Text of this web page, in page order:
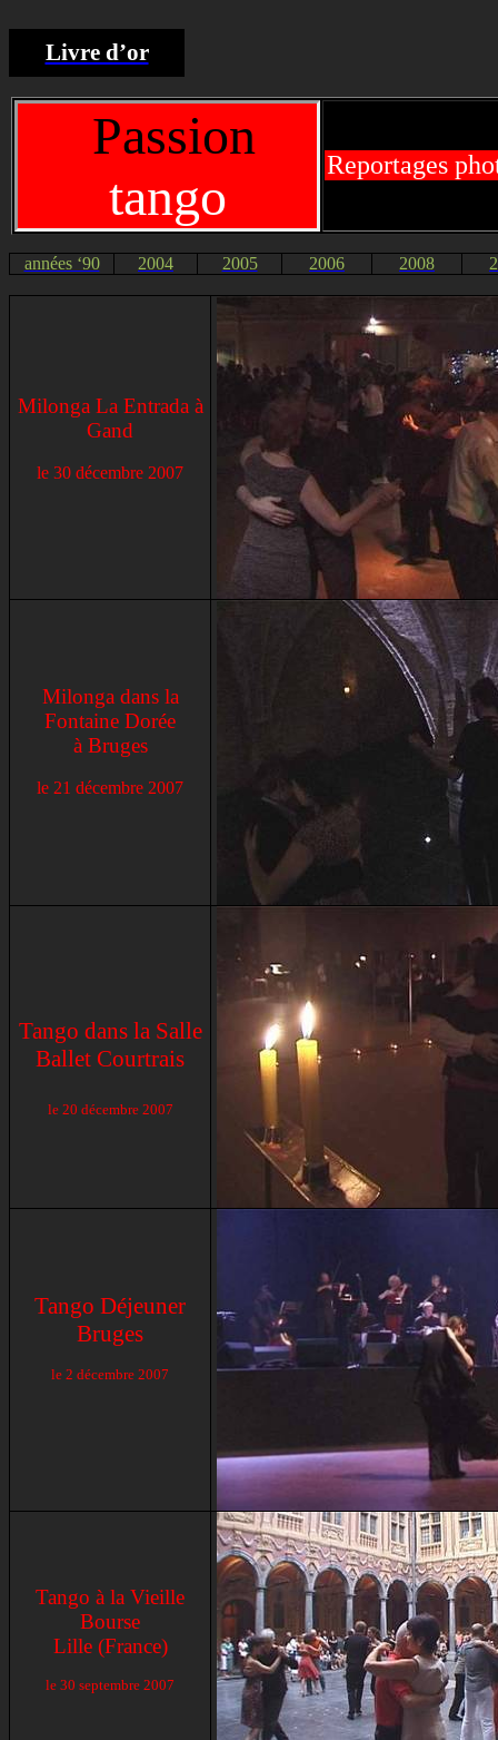
Livre d’or
Passion
tango
Reportages
années ‘90 2004 2005 2006 2008
Milonga La Entrada à
Gand
le 30 décembre 2007
Milonga dans la
Fontaine Dorée
à Bruges
le 21 décembre 2007
Tango dans la Salle
Ballet Courtrais
le 20 décembre 2007
Tango Déjeuner
Bruges
le 2 décembre 2007
Tango à la Vieille
Bourse
Lille (France)
le 30 septembre 2007